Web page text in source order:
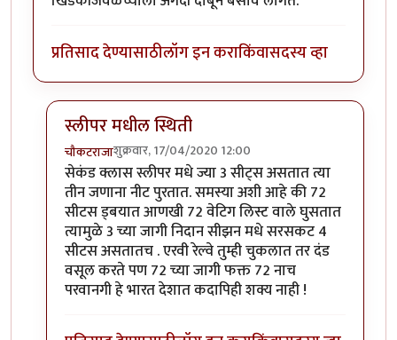
प्रतिसाद देण्यासाठीलॉग इन कराकिंवासदस्य व्हा
स्लीपर मधील स्थिती
चौकटराजाशुक्रवार, 17/04/2020 12:00
In reply to...byहेमंतकुमार
सेकंड क्लास स्लीपर मधे ज्या 3 सीट्स असतात त्या
तीन जणाना नीट पुरतात. समस्या अशी आहे की 72
सीटस ड्बयात आणखी 72 वेटिग लिस्ट वाले घुसतात
त्यामुळे 3 च्या जागी निदान सीझन मधे सरसकट 4
सीटस असतातच . एरवी रेल्वे तुम्ही चुकलात तर दंड
वसूल करते पण 72 च्या जागी फक्त 72 नाच
परवानगी हे भारत देशात कदापिही शक्य नाही !